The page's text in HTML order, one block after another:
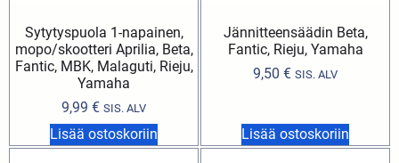
Sytytyspuola 1-napainen,
mopo/skootteri Aprilia, Beta,
Fantic, MBK, Malaguti, Rieju,
Yamaha
9,99 € SIS. ALV
Lisää ostoskoriin
Jännitteensäädin Beta,
Fantic, Rieju, Yamaha
9,50 € SIS. ALV
Lisää ostoskoriin